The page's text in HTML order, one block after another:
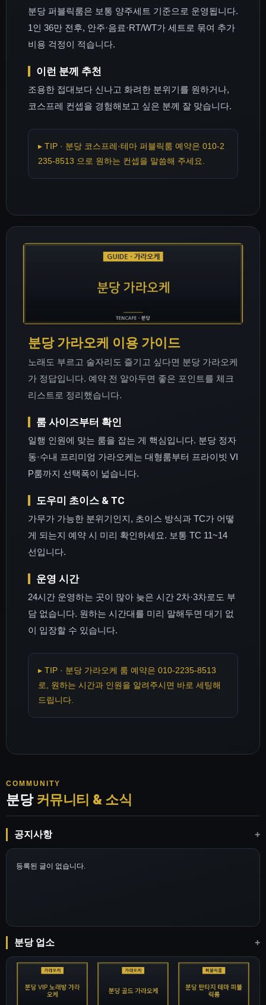
분당 퍼블릭룸은 보통 양주세트 기준으로 운영됩니다.
1인 36만 전후, 안주·음료·RT/WT가 세트로 묶여 추가
비용 걱정이 적습니다.
이런 분께 추천
조용한 접대보다 신나고 화려한 분위기를 원하거나,
코스프레 컨셉을 경험해보고 싶은 분께 잘 맞습니다.
▸ TIP · 분당 코스프레·테마 퍼블릭룸 예약은 010-2
235-8513 으로 원하는 컨셉을 말씀해 주세요.
분당 가라오케 이용 가이드
노래도 부르고 술자리도 즐기고 싶다면 분당 가라오케
가 정답입니다. 예약 전 알아두면 좋은 포인트를 체크
리스트로 정리했습니다.
룸 사이즈부터 확인
일행 인원에 맞는 룸을 잡는 게 핵심입니다. 분당 정자
동·수내 프리미엄 가라오케는 대형룸부터 프라이빗 VI
P룸까지 선택폭이 넓습니다.
도우미 초이스 & TC
가무가 가능한 분위기인지, 초이스 방식과 TC가 어떻
게 되는지 예약 시 미리 확인하세요. 보통 TC 11~14
선입니다.
운영 시간
24시간 운영하는 곳이 많아 늦은 시간 2차·3차로도 부
담 없습니다. 원하는 시간대를 미리 말해두면 대기 없
이 입장할 수 있습니다.
▸ TIP · 분당 가라오케 룸 예약은 010-2235-8513
로, 원하는 시간과 인원을 알려주시면 바로 세팅해
드립니다.
COMMUNITY
분당 커뮤니티 & 소식
공지사항 +
등록된 글이 없습니다.
분당 업소 +